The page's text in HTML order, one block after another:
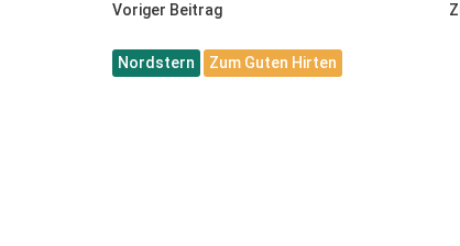
Voriger Beitrag
Nordstern Zum Guten Hirten